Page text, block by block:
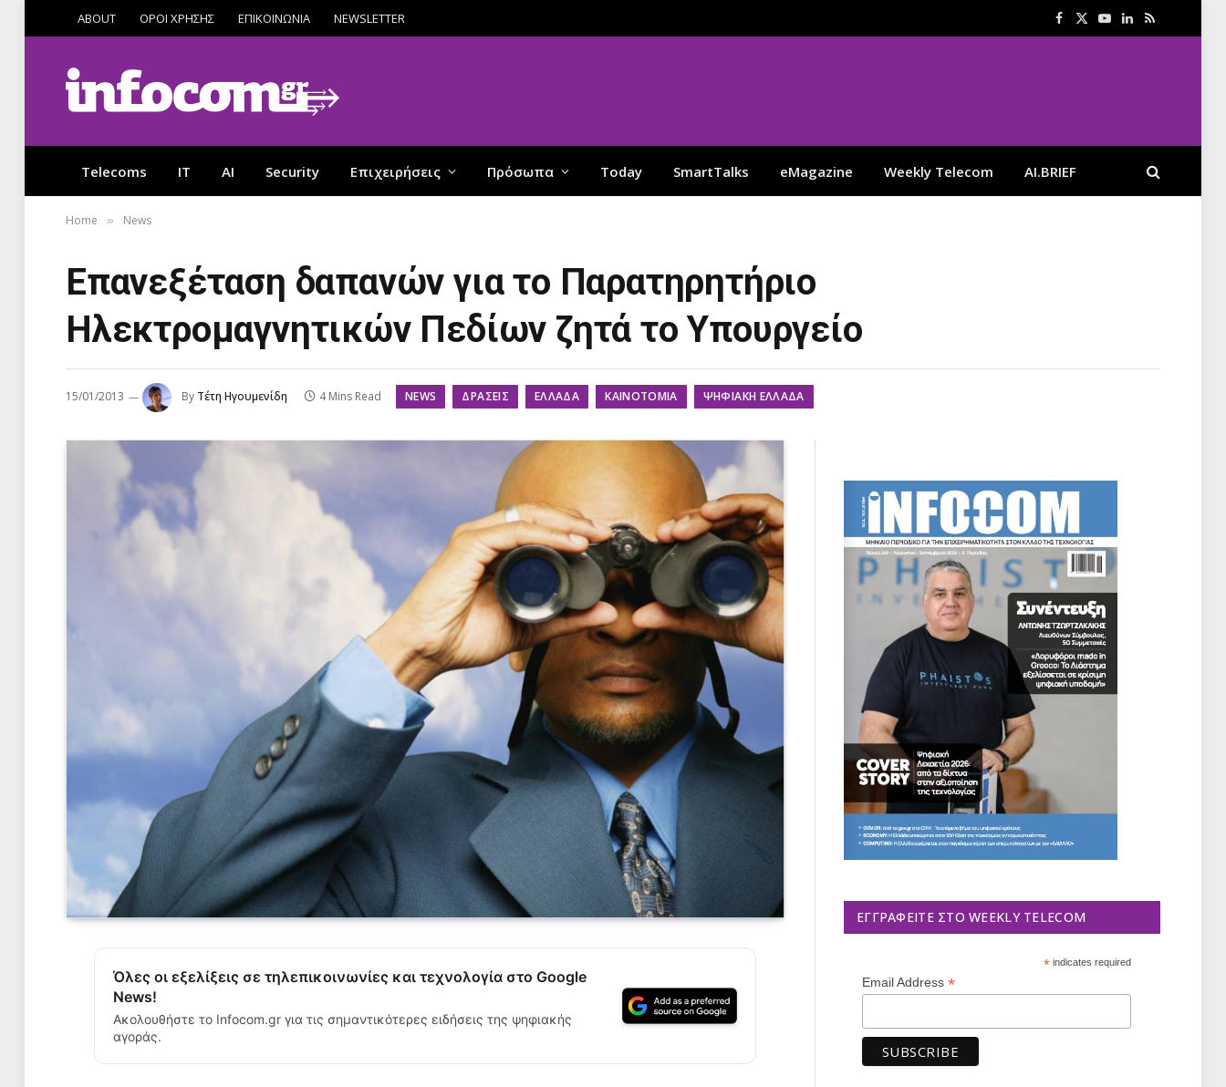
ABOUT ΟΡΟΙ ΧΡΗΣΗΣ ΕΠΙΚΟΙΝΩΝΙΑ NEWSLETTER Facebook
X
YouTube
LinkedIn
RSS
Telecoms IT AI Security Επιχειρήσεις Πρόσωπα Today SmartTalks eMagazine Weekly Telecom AI.BRIEF
Home » News
Επανεξέταση δαπανών για το Παρατηρητήριο
Ηλεκτρομαγνητικών Πεδίων ζητά το Υπουργείο
15/01/2013 By Τέτη Ηγουμενίδη 4 Mins Read NEWS ΔΡΆΣΕΙΣ ΕΛΛΆΔΑ ΚΑΙΝΟΤΟΜΊΑ ΨΗΦΙΑΚΉ ΕΛΛΆΔΑ
Όλες οι εξελίξεις σε τηλεπικοινωνίες και τεχνολογία στο Google
News!
Ακολουθήστε το Infocom.gr για τις σημαντικότερες ειδήσεις της ψηφιακής
αγοράς.
ΕΓΓΡΑΦΕΊΤΕ ΣΤΟ WEEKLY TELECOM
*indicates required
Email Address *